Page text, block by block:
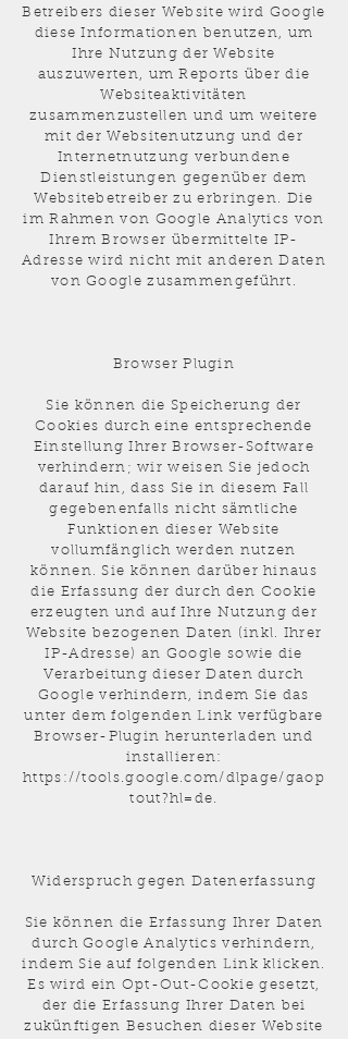
Betreibers dieser Website wird Google
diese Informationen benutzen, um
Ihre Nutzung der Website
auszuwerten, um Reports über die
Websiteaktivitäten
zusammenzustellen und um weitere
mit der Websitenutzung und der
Internetnutzung verbundene
Dienstleistungen gegenüber dem
Websitebetreiber zu erbringen. Die
im Rahmen von Google Analytics von
Ihrem Browser übermittelte IP-
Adresse wird nicht mit anderen Daten
von Google zusammengeführt.
Browser Plugin
Sie können die Speicherung der
Cookies durch eine entsprechende
Einstellung Ihrer Browser-Software
verhindern; wir weisen Sie jedoch
darauf hin, dass Sie in diesem Fall
gegebenenfalls nicht sämtliche
Funktionen dieser Website
vollumfänglich werden nutzen
können. Sie können darüber hinaus
die Erfassung der durch den Cookie
erzeugten und auf Ihre Nutzung der
Website bezogenen Daten (inkl. Ihrer
IP-Adresse) an Google sowie die
Verarbeitung dieser Daten durch
Google verhindern, indem Sie das
unter dem folgenden Link verfügbare
Browser-Plugin herunterladen und
installieren:
https://tools.google.com/dlpage/gaop
tout?hl=de.
Widerspruch gegen Datenerfassung
Sie können die Erfassung Ihrer Daten
durch Google Analytics verhindern,
indem Sie auf folgenden Link klicken.
Es wird ein Opt-Out-Cookie gesetzt,
der die Erfassung Ihrer Daten bei
zukünftigen Besuchen dieser Website